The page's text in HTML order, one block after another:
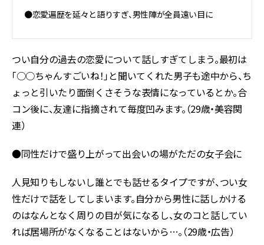
●恋愛遍歴を延々と語りすぎ、男性陣が全員遠い目に
つい自分の過去の恋愛について話しすぎてしまう。最初は
「○○ちゃんすごいね！」と聞いてくれた男子も途中から、ち
ょっと引いたり面倒くさそうな表情になっているとか。合
コン後に、友達に指摘されて毎度凹みます。（29歳・美容関
連）
●同性だけで盛り上がって出会いの場がただの女子会に
人見知りもしないし誰とでも話せるタイプですが、つい女
性だけで話をしてしまいます。自分から男性に話しかける
のはなんとなく周りの目が気になるし、女のコと話してい
れば居場所がなくなることはないから…。（29歳・広告）